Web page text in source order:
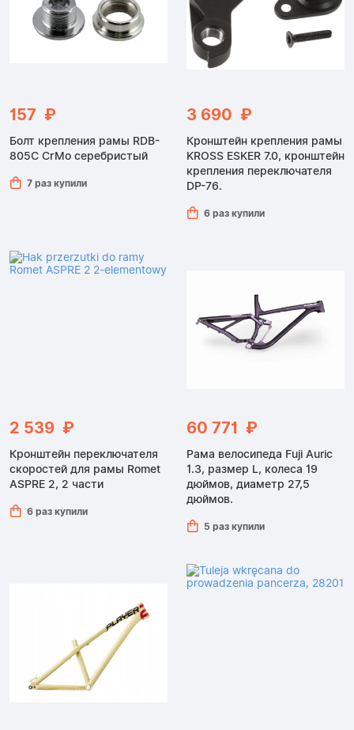
157 ₽
Болт крепления рамы RDB-
805C CrMo серебристый
7 раз купили
3 690 ₽
Кронштейн крепления рамы
KROSS ESKER 7.0, кронштейн
крепления переключателя
DP-76.
6 раз купили
2 539 ₽
Кронштейн переключателя
скоростей для рамы Romet
ASPRE 2, 2 части
6 раз купили
60 771 ₽
Рама велосипеда Fuji Auric
1.3, размер L, колеса 19
дюймов, диаметр 27,5
дюймов.
5 раз купили